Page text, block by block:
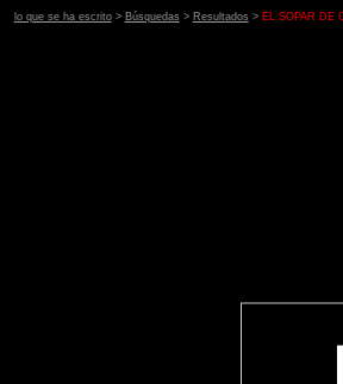
lo que se ha escrito> Búsquedas > Resultados > EL SOPAR DE